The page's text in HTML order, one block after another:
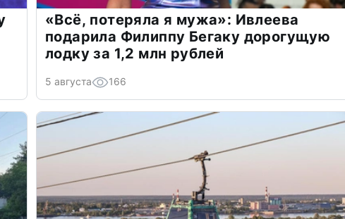
«Всё, потеряла я мужа»: Ивлеева
подарила Филиппу Бегаку дорогущую
лодку за 1,2 млн рублей
5 августа 166